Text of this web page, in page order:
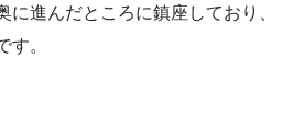
に進んだところに鎮座しており、
す。